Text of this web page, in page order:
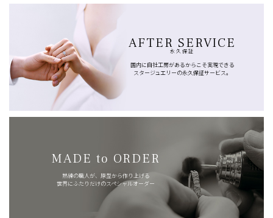
AFTER SERVICE
永久保証
国内に自社工房があるからこそ実現できる
スタージュエリーの永久保証サービス。
MADE to ORDER
熟練の職人が、原型から作り上げる
世界にふたりだけのスペシャルオーダー